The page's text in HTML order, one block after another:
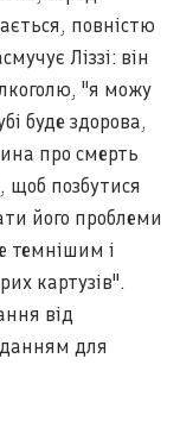
повністю
Ліззі: він
"я можу
буде здорова,
про смерть
щоб позбутися
його проблеми
темнішим і
картузів".
від
для